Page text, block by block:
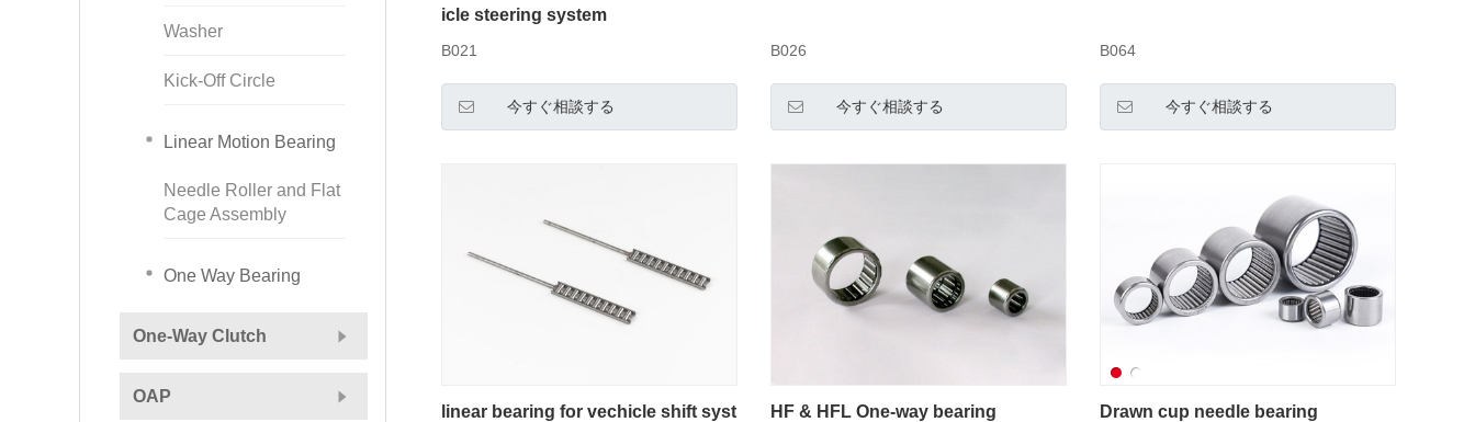
Washer
Kick-Off Circle
Linear Motion Bearing
Needle Roller and Flat
Cage Assembly
One Way Bearing
One-Way Clutch
OAP
icle steering system
B021
今すぐ相談する
B026
今すぐ相談する
B064
今すぐ相談する
linear bearing for vechicle shift syst
HF & HFL One-way bearing Drawn cup needle bearing